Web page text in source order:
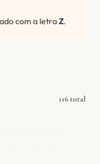
com a letraZ.
116 total